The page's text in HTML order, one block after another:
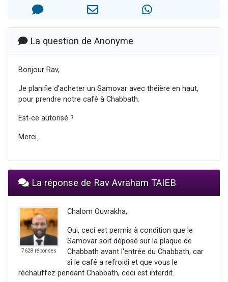
Il reste 49 places pour étudier en groupe sur Zoom
12 nouvelles musiques dans Torah-Box Music
La question de Anonyme
Bonjour Rav,
Je planifie d'acheter un Samovar avec théière en haut,
pour prendre notre café à Chabbath.
Est-ce autorisé ?
Merci.
La réponse de Rav Avraham TAIEB
7628 réponses
Chalom Ouvrakha,
Oui, ceci est permis à condition que le
Samovar soit déposé sur la plaque de
Chabbath avant l'entrée du Chabbath, car
si le café a refroidi et que vous le
réchauffez pendant Chabbath, ceci est interdit.